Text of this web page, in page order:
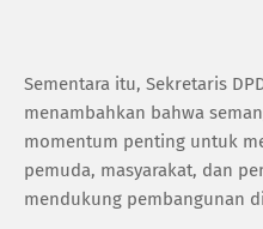
Sementara itu, Sekretaris
menambahkan bahwa
momentum penting untuk
pemuda, masyarakat, dan
mendukung pembangunan